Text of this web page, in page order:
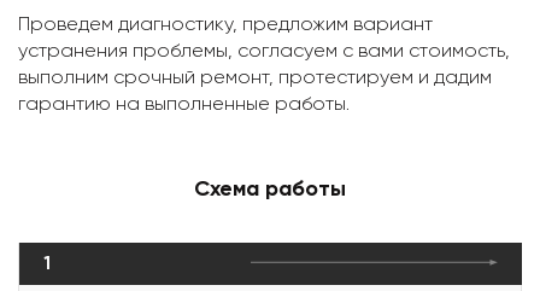
Проведем диагностику, предложим вариант
устранения проблемы, согласуем с вами стоимость,
выполним срочный ремонт, протестируем и дадим
гарантию на выполненные работы.
Схема работы
1